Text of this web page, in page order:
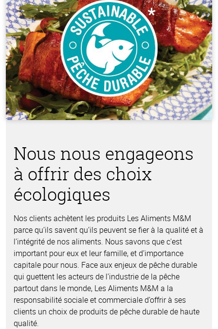
Nous nous engageons
à offrir des choix
écologiques
Nos clients achètent les produits Les Aliments M&M
parce qu’ils savent qu’ils peuvent se fier à la qualité et à
l’intégrité de nos aliments. Nous savons que c'est
important pour eux et leur famille, et d’importance
capitale pour nous. Face aux enjeux de pêche durable
qui guettent les acteurs de l’industrie de la pêche
partout dans le monde, Les Aliments M&M a la
responsabilité sociale et commerciale d’offrir à ses
clients un choix de produits de pêche durable de haute
qualité.